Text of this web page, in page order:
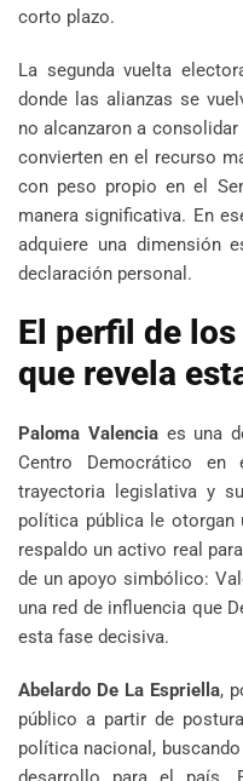
corto plazo.
La segunda vuelta
donde las alianzas se
no alcanzaron a
convierten en el recurso
con peso propio en el
manera significativa. En
adquiere una dimensión
declaración personal.
El perfil de
que revela
Paloma Valenciaes una
Centro Democrático
trayectoria legislativa y
política pública le
respaldo un activo real
de un apoyo simbólico:
una red de influencia que
esta fase decisiva.
Abelardo De La Espriella,
público a partir de
política nacional,